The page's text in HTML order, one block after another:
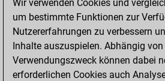
Mittwoch,
November 9,
You won
against Fritz
Wir verwenden Cookies und
um bestimmte Funktionen zur
Nutzererfahrungen zu verbessern
Inhalte auszuspielen. Abhängig
Verwendungszweck können dabei
erforderlichen Cookies auch